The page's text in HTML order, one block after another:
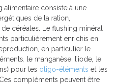
alimentaire consiste à une
de la ration,
céréales. Le flushing minéral
particulièrement enrichis en
en particulier le
le manganèse, l’iode, le
pour les oligo-éléments et les
compléments peuvent être